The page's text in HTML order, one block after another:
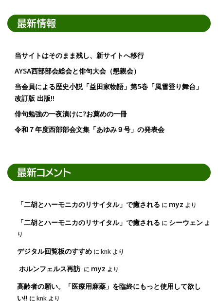
最新情報
当サイトはそのまま残し、新サイトへ移行
AYSA西部部会総会と俳句大会（懇親会）
当会員による歴史小説「益田家物語」第5巻「風雪登り舞台」
改訂版 出版!!
俳句勉強の一夜漬けに?お薦めの一冊
令和７年度西部部会文集「あゆみ９号」の発表会
最新コメント
「二胡とハーモニカのリサイタル」で癒される に myz より
「二胡とハーモニカのリサイタル」で癒される に シーウェン よ
り
デジタル回覧板のすすめ にknk より
ホルンフェルス再訪 に myz より
高齢者の願い。「医療用麻薬」を臨終にもっと使用して欲し
い!! にknk より